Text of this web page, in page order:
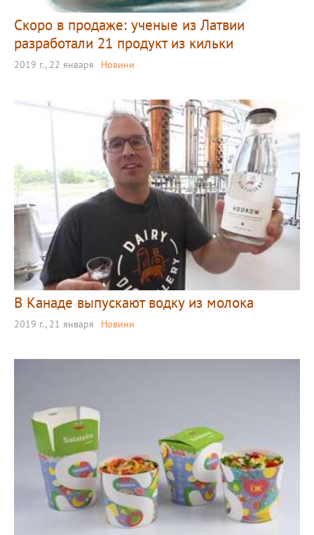
Скоро в продаже: ученые из Латвии
разработали 21 продукт из кильки
2019 г., 22 января Новини
В Канаде выпускают водку из молока
2019 г., 21 января Новини